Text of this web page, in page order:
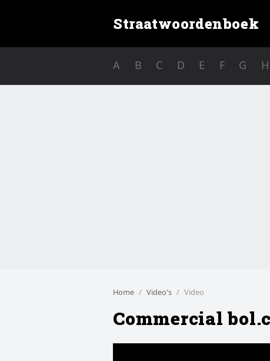
Straatwoordenboek
A B C D E F G H
Home Video's Video
Commercial